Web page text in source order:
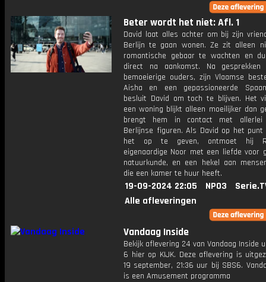
Beter wordt het niet: Afl. 1
David laat alles achter om bij zijn
Berlijn te gaan wonen. Ze zit alleen
romantische gebaar te wachten en
direct na aankomst. Na
bemoeierige ouders, zijn Vlaamse
Aisha en een gepassioneerde
besluit David om toch te blijven. Het
een woning blijkt alleen moeilijker dan
brengt hem in contact met allerlei
Berlijnse figuren. Als David op het
het op te geven, ontmoet hij
eigenaardige Noor met een liefde voor
natuurkunde, en een hekel aan
die een kamer te huur heeft.
19-09-2024 22:05 NPO3
Alle afleveringen
Vandaag Inside
Bekijk aflevering 24 van Vandaag Inside
6 hier op KIJK. Deze aflevering is
19 september, 21:36 uur bij SBS6.
is een Amusement programma